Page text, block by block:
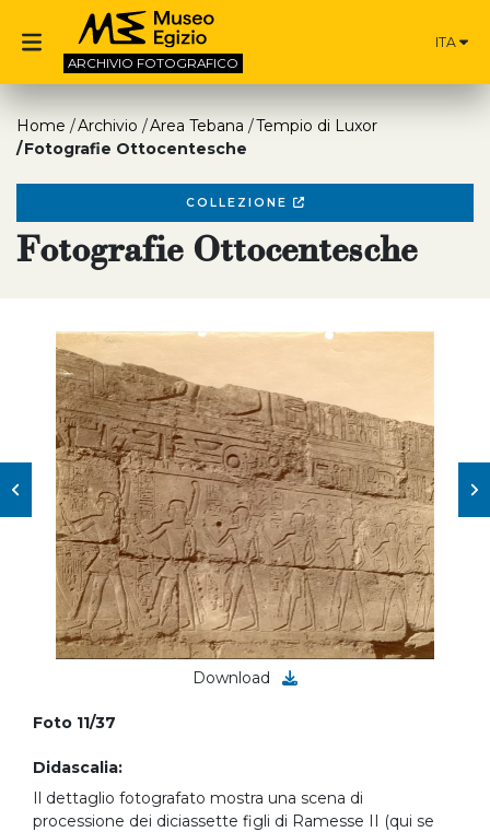
ARCHIVIO FOTOGRAFICO
ITA
Home Archivio Area Tebana
Tempio di Luxor
Fotografie Ottocentesche
COLLEZIONE
Fotografie Ottocentesche
Download
Foto 11/37
Didascalia:
Il dettaglio fotografato mostra una scena di
processione dei diciassette figli di Ramesse II (qui se